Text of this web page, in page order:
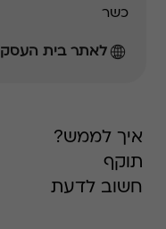
כשר
לאתר בית העסק
איך לממש?
תוקף
חשוב לדעת